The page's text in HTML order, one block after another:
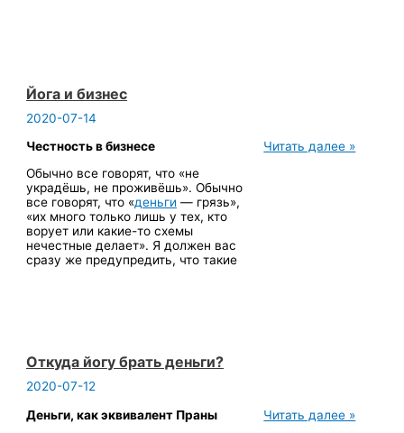
Йога и бизнес
2020-07-14
Честность в бизнесе
Обычно все говорят, что «не
украдёшь, не проживёшь». Обычно
все говорят, что «деньги — грязь»,
«их много только лишь у тех, кто
ворует или какие-то схемы
нечестные делает». Я должен вас
сразу же предупредить, что такие
Йога
Читать далее »
Откуда йогу брать деньги?
2020-07-12
Деньги, как эквивалент Праны
Откуда
Читать далее »